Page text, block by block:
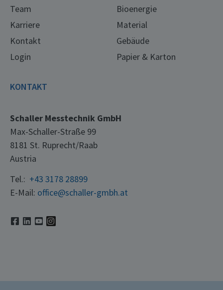
Team
Karriere
Kontakt
Login
Bioenergie
Material
Gebäude
Papier & Karton
KONTAKT
Schaller Messtechnik GmbH
Max-Schaller-Straße 99
8181 St. Ruprecht/Raab
Austria
Tel.: +43 3178 28899
E-Mail: office@schaller-gmbh.at